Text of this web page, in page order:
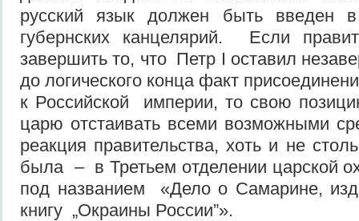
русский язык должен быть введен в
губернских канцелярий. Если
завершить то, что Петр I оставил
до логического конца факт
к Российской империи, то свою
царю отстаивать всеми возможными
реакция правительства, хоть и не
была – в Третьем отделении царской
под названием «Дело о Самарине,
книгу „Окраины России”».